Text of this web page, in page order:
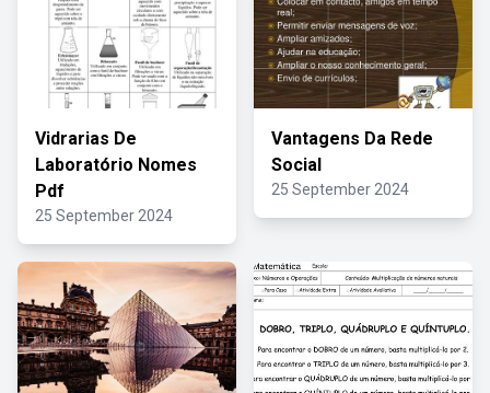
Vidrarias De
Laboratório Nomes
Pdf
25 September 2024
Vantagens Da Rede
Social
25 September 2024